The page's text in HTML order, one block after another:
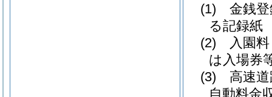
(1)
金銭
る記録紙
(2)
入園
は入場券
(3)
高速
自動料金